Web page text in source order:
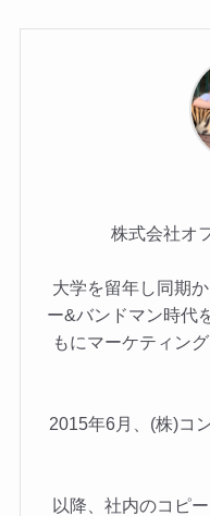
株式会社オ
大学を留年し同期
ー&バンドマン時代
もにマーケティン
2015年6月、(株)コ
以降、社内のコピ